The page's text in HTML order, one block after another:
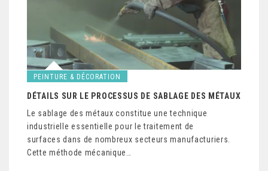
PEINTURE & DÉCORATION
DÉTAILS SUR LE PROCESSUS DE SABLAGE DES MÉTAUX
Le sablage des métaux constitue une technique
industrielle essentielle pour le traitement de
surfaces dans de nombreux secteurs manufacturiers.
Cette méthode mécanique…